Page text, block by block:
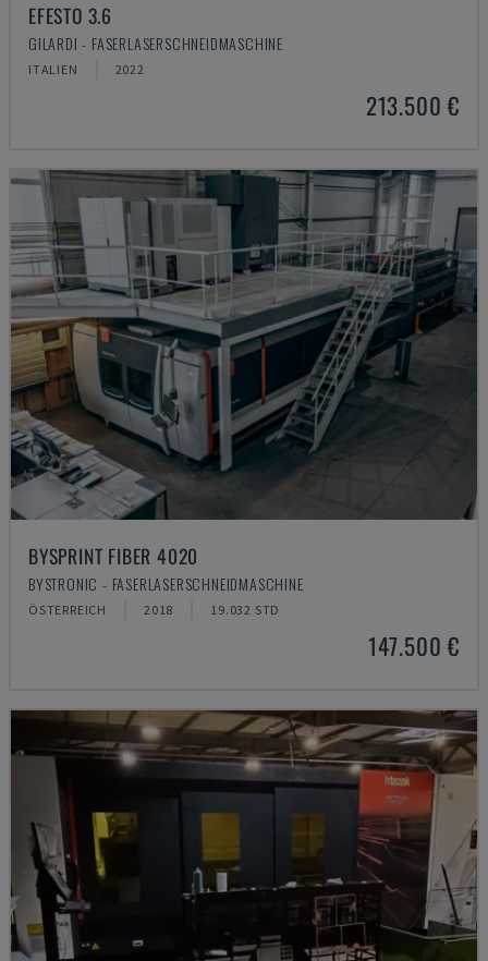
EFESTO 3.6
GILARDI - FASERLASERSCHNEIDMASCHINE
ITALIEN 2022
213.500 €
BYSPRINT FIBER 4020
BYSTRONIC - FASERLASERSCHNEIDMASCHINE
ÖSTERREICH 2018 19.032 STD
147.500 €